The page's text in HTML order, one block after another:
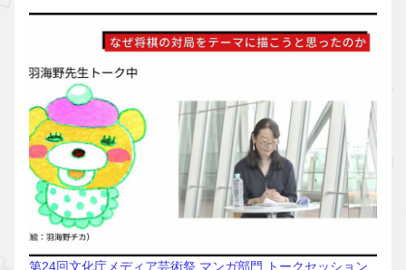
第24回文化庁メディア芸術祭 マンガ部門 トークセッション